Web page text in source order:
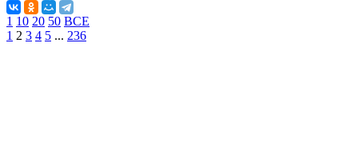
1 10 20 50 ВСЕ
1 2 3 4 5 ... 236